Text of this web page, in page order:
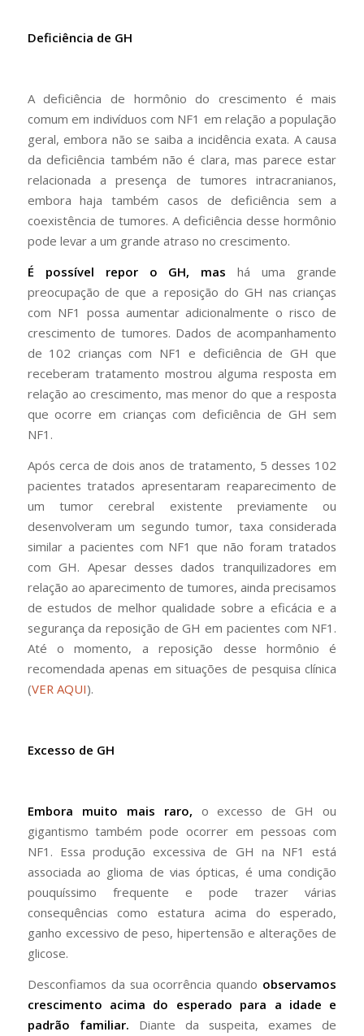
Deficiência de GH
A deficiência de hormônio do crescimento é mais
comum em indivíduos com NF1 em relação a população
geral, embora não se saiba a incidência exata. A causa
da deficiência também não é clara, mas parece estar
relacionada a presença de tumores intracranianos,
embora haja também casos de deficiência sem a
coexistência de tumores. A deficiência desse hormônio
pode levar a um grande atraso no crescimento.
É possível repor o GH, mas há uma grande
preocupação de que a reposição do GH nas crianças
com NF1 possa aumentar adicionalmente o risco de
crescimento de tumores. Dados de acompanhamento
de 102 crianças com NF1 e deficiência de GH que
receberam tratamento mostrou alguma resposta em
relação ao crescimento, mas menor do que a resposta
que ocorre em crianças com deficiência de GH sem
NF1.
Após cerca de dois anos de tratamento, 5 desses 102
pacientes tratados apresentaram reaparecimento de
um tumor cerebral existente previamente ou
desenvolveram um segundo tumor, taxa considerada
similar a pacientes com NF1 que não foram tratados
com GH. Apesar desses dados tranquilizadores em
relação ao aparecimento de tumores, ainda precisamos
de estudos de melhor qualidade sobre a eficácia e a
segurança da reposição de GH em pacientes com NF1.
Até o momento, a reposição desse hormônio é
recomendada apenas em situações de pesquisa clínica
(VER AQUI).
Excesso de GH
Embora muito mais raro, o excesso de GH ou
gigantismo também pode ocorrer em pessoas com
NF1. Essa produção excessiva de GH na NF1 está
associada ao glioma de vias ópticas, é uma condição
pouquíssimo frequente e pode trazer várias
consequências como estatura acima do esperado,
ganho excessivo de peso, hipertensão e alterações de
glicose.
Desconfiamos da sua ocorrência quando observamos
crescimento acima do esperado para a idade e
padrão familiar. Diante da suspeita, exames de